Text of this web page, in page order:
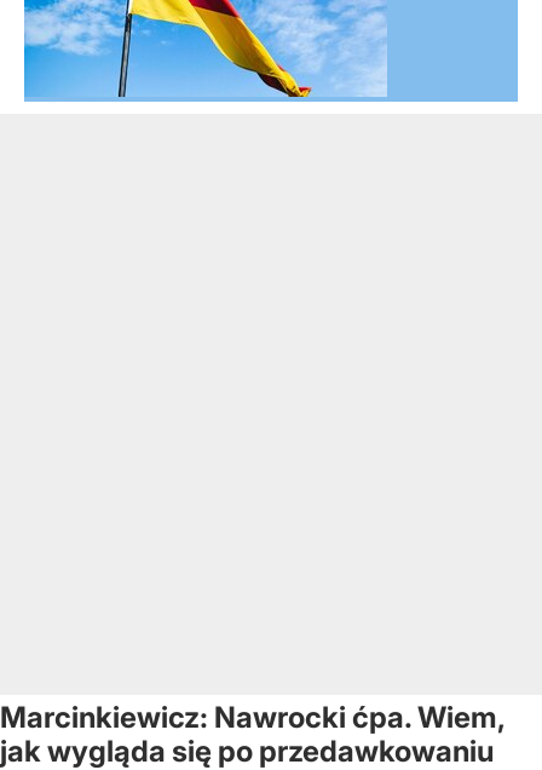
Marcinkiewicz: Nawrocki ćpa. Wiem,
jak wygląda się po przedawkowaniu